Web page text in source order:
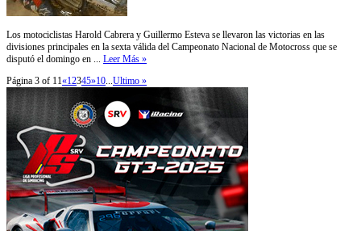
Los motociclistas Harold Cabrera y Guillermo Esteva se llevaron las victorias en las
divisiones principales en la sexta válida del Campeonato Nacional de Motocross que se
disputó el domingo en ... Leer Más »
Página 3 of 11«12345»10...Ultimo »